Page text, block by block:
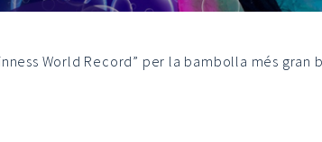
World Record” per la bambolla més